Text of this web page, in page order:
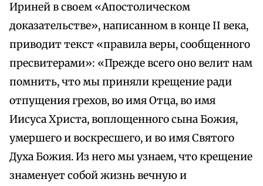
Ириней в своем «Апостолическом
доказательстве», написанном в конце II века,
приводит текст «правила веры, сообщенного
пресвитерами»: «Прежде всего оно велит нам
помнить, что мы приняли крещение ради
отпущения грехов, во имя Отца, во имя
Иисуса Христа, воплощенного сына Божия,
умершего и воскресшего, и во имя Святого
Духа Божия. Из него мы узнаем, что крещение
знаменует собой жизнь вечную и